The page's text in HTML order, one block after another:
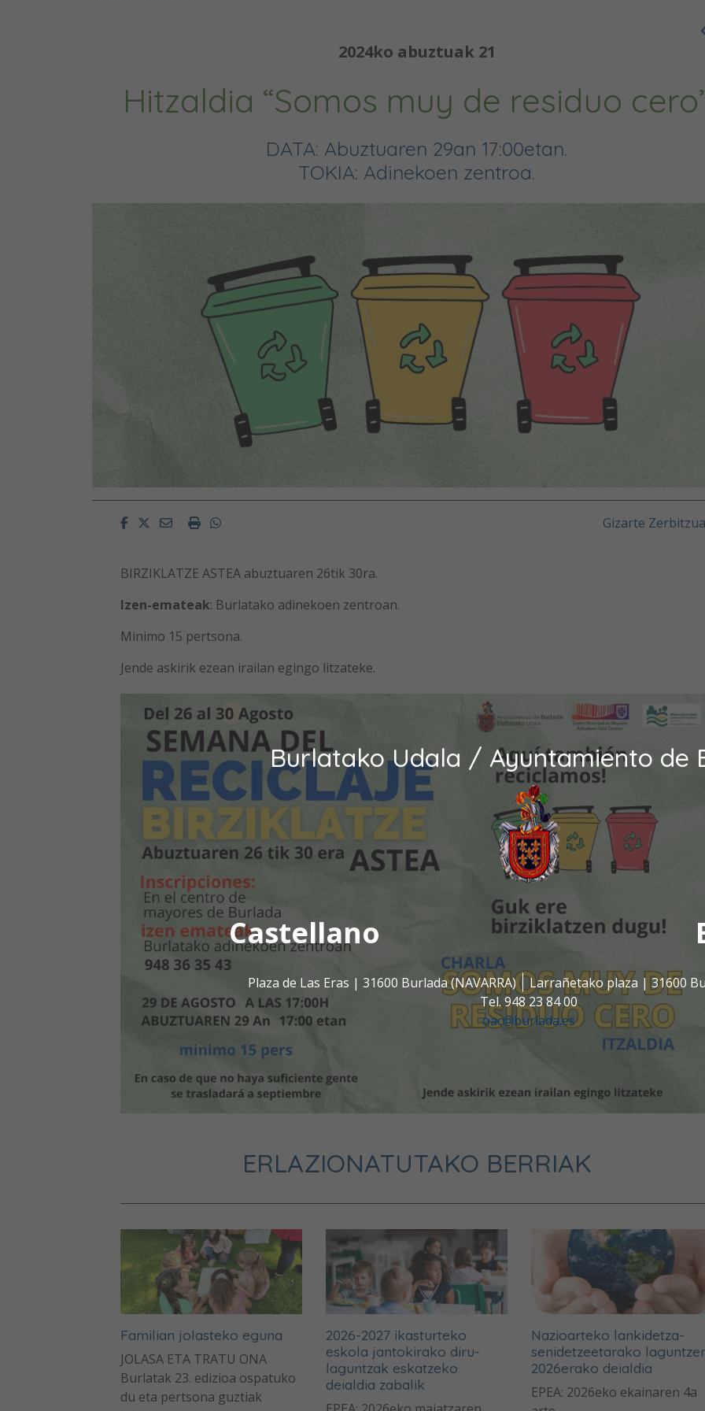
Burlatako Udala / Ayuntamiento de
Castellano
Plaza de Las Eras | 31600 Burlada (NAVARRA)
Larrañetako plaza | 31600
Tel. 948 23 84 00
oac@burlada.es
2024ko abuztuak 21
Hitzaldia “Somos muy de residuo
DATA: Abuztuaren 29an 17:00etan.
TOKIA: Adinekoen zentroa.
FacebookTwitterEmailImprimirWhatsapp Gizarte
BIRZIKLATZE ASTEA abuztuaren 26tik 30ra.
Izen-emateak: Burlatako adinekoen zentroan.
Minimo 15 pertsona.
Jende askirik ezean irailan egingo litzateke.
ERLAZIONATUTAKO BERRIAK
Familian jolasteko eguna
JOLASA ETA TRATU ONA
Burlatak 23. edizioa ospatuko
du eta pertsona guztiak
2026-2027 ikasturteko
eskola jantokirako diru-
laguntzak eskatzeko
deialdia zabalik
Nazioarteko lankidetza-
senidetzeetarako
2026erako deialdia
EPEA: 2026eko ekainaren 4a